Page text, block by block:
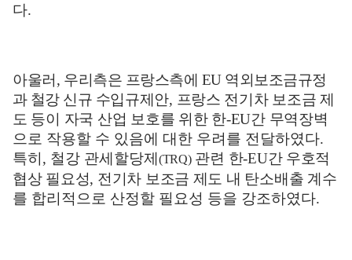
다.
아울러 , 우리측은 프랑스측에 EU 역외보조금규정
과 철강 신규 수입규제안, 프랑스 전기차 보조금 제
도 등이 자국 산업 보호를 위한 한-EU간 무역장벽
으로 작용할 수 있음에 대한 우려를 전달하였다.
특히 , 철강 관세할당제 (TRQ) 관련 한-EU간 우호적
협상 필요성, 전기차 보조금 제도 내 탄소배출 계수
를 합리적으로 산정할 필요성 등을 강조하였다.